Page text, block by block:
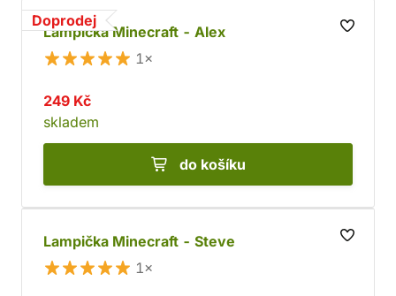
Doprodej
Lampička Minecraft - Alex
1×
249 Kč
skladem
do košíku
Lampička Minecraft - Steve
1×